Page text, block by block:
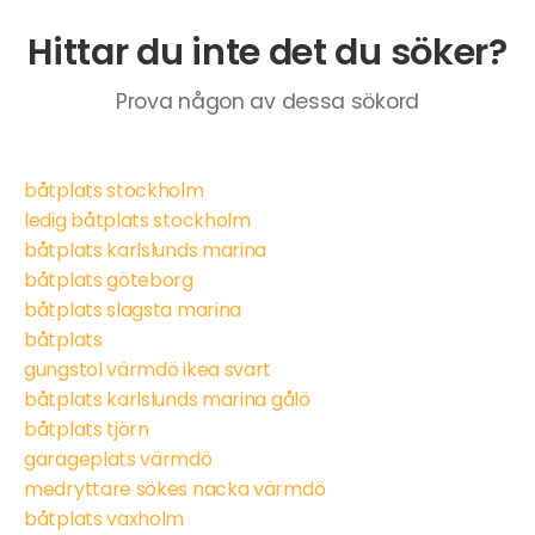
Hittar du inte det du söker?
Prova någon av dessa sökord
båtplats stockholm
ledig båtplats stockholm
båtplats karlslunds marina
båtplats göteborg
båtplats slagsta marina
båtplats
gungstol värmdö ikea svart
båtplats karlslunds marina gålö
båtplats tjörn
garageplats värmdö
medryttare sökes nacka värmdö
båtplats vaxholm